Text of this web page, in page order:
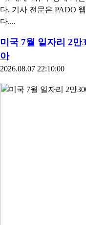
다. 기사 전문은 PADO
다....
미국 7월 일자리 2만
아
2026.08.07 22:10:00